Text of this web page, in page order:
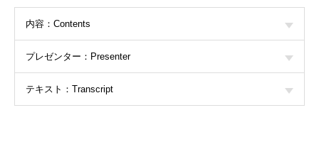
内容：Contents
プレゼンター：Presenter
テキスト：Transcript